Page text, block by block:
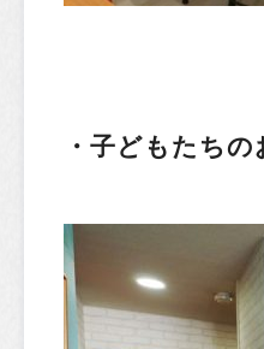
・子どもたち